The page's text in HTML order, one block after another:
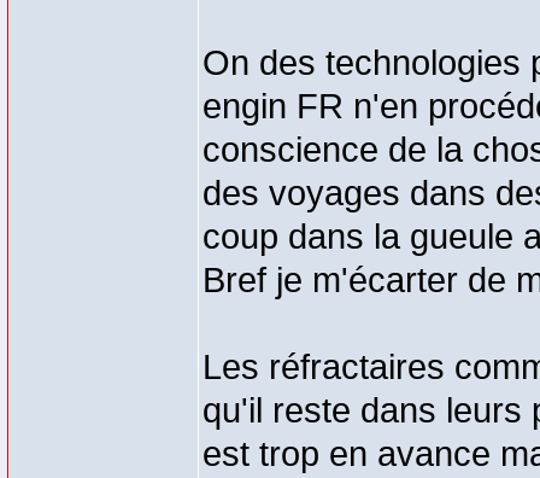
On des technologies
engin FR n'en
conscience de la
des voyages dans
coup dans la gueule
Bref je m'écarter de
Les réfractaires
qu'il reste dans leurs
est trop en avance